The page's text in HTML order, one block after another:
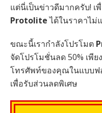
แต่นี่เป็นข่าวดีมากครับ!
Protoliteได้ในราคาไม่
ขณะนี้เรากำลังโปรโมต
จัดโปรโมชั่นลด 50% เพี
โทรศัพท์ของคุณในแบบฟ
เพื่อรับส่วนลดพิเศษ